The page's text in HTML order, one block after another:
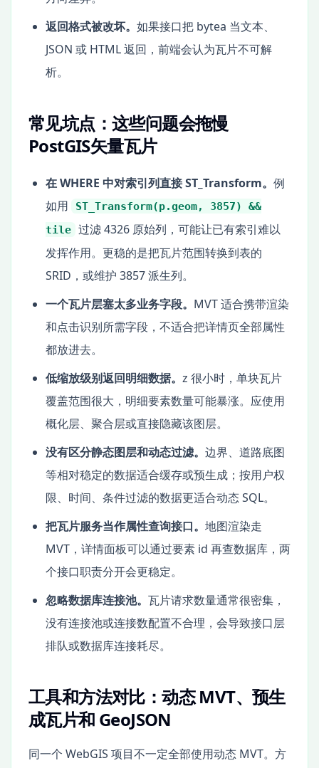
返回格式被改坏。 如果接口把 bytea 当文本、
JSON 或 HTML 返回，前端会认为瓦片不可解
析。
常见坑点：这些问题会拖慢
PostGIS矢量瓦片
在 WHERE 中对索引列直接 ST_Transform。 例
如用
ST_Transform(p.geom, 3857) &&
tile 过滤 4326 原始列，可能让已有索引难以
发挥作用。更稳的是把瓦片范围转换到表的
SRID，或维护 3857 派生列。
一个瓦片层塞太多业务字段。 MVT 适合携带渲染
和点击识别所需字段，不适合把详情页全部属性
都放进去。
低缩放级别返回明细数据。 z 很小时，单块瓦片
覆盖范围很大，明细要素数量可能暴涨。应使用
概化层、聚合层或直接隐藏该图层。
没有区分静态图层和动态过滤。 边界、道路底图
等相对稳定的数据适合缓存或预生成；按用户权
限、时间、条件过滤的数据更适合动态 SQL。
把瓦片服务当作属性查询接口。 地图渲染走
MVT，详情面板可以通过要素 id 再查数据库，两
个接口职责分开会更稳定。
忽略数据库连接池。 瓦片请求数量通常很密集，
没有连接池或连接数配置不合理，会导致接口层
排队或数据库连接耗尽。
工具和方法对比：动态 MVT、预生
成瓦片和 GeoJSON
同一个 WebGIS 项目不一定全部使用动态 MVT。方